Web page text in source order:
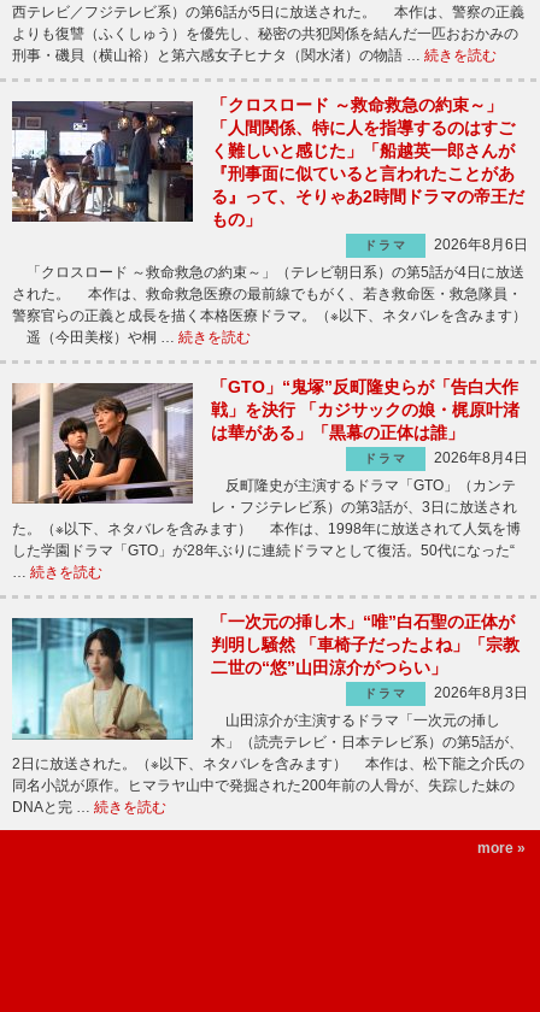
西テレビ／フジテレビ系）の第6話が5日に放送された。 本作は、警察の正義
よりも復讐（ふくしゅう）を優先し、秘密の共犯関係を結んだ一匹おおかみの
刑事・磯貝（横山裕）と第六感女子ヒナタ（関水渚）の物語 … 続きを読む
「クロスロード ～救命救急の約束～」
「人間関係、特に人を指導するのはすご
く難しいと感じた」「船越英一郎さんが
『刑事面に似ていると言われたことがあ
る』って、そりゃあ2時間ドラマの帝王だ
もの」
ドラマ
2026年8月6日
「クロスロード ～救命救急の約束～」（テレビ朝日系）の第5話が4日に放送
された。 本作は、救命救急医療の最前線でもがく、若き救命医・救急隊員・
警察官らの正義と成長を描く本格医療ドラマ。（※以下、ネタバレを含みます）
遥（今田美桜）や桐 … 続きを読む
「GTO」“鬼塚”反町隆史らが「告白大作
戦」を決行 「カジサックの娘・梶原叶渚
は華がある」「黒幕の正体は誰」
ドラマ
2026年8月4日
反町隆史が主演するドラマ「GTO」（カンテ
レ・フジテレビ系）の第3話が、3日に放送され
た。（※以下、ネタバレを含みます） 本作は、1998年に放送されて人気を博
した学園ドラマ「GTO」が28年ぶりに連続ドラマとして復活。50代になった“
続きを読む
「一次元の挿し木」“唯”白石聖の正体が
判明し騒然 「車椅子だったよね」「宗教
二世の“悠”山田涼介がつらい」
ドラマ
2026年8月3日
山田涼介が主演するドラマ「一次元の挿し
木」（読売テレビ・日本テレビ系）の第5話が、
2日に放送された。（※以下、ネタバレを含みます） 本作は、松下龍之介氏の
同名小説が原作。ヒマラヤ山中で発掘された200年前の人骨が、失踪した妹の
DNAと完 … 続きを読む
more »